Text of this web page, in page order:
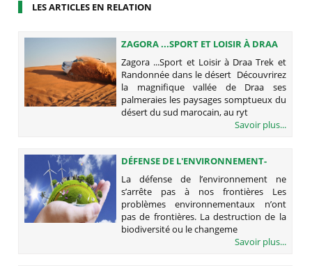
LES ARTICLES EN RELATION
ZAGORA ...SPORT ET LOISIR À DRAA
Zagora ...Sport et Loisir à Draa Trek et
Randonnée dans le désert Découvrirez
la magnifique vallée de Draa ses
palmeraies les paysages somptueux du
désert du sud marocain, au ryt
Savoir plus...
DÉFENSE DE L'ENVIRONNEMENT-
PARTENAIRES - DURABILITÉ
La défense de l’environnement ne
s’arrête pas à nos frontières Les
problèmes environnementaux n’ont
pas de frontières. La destruction de la
biodiversité ou le changeme
Savoir plus...